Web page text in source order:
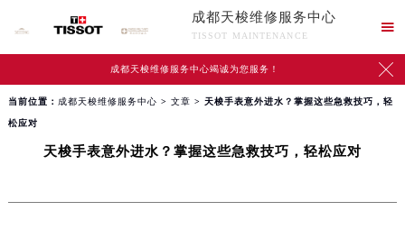
成都天梭维修服务中心
TISSOT MAINTENANCE

成都天梭维修服务中心竭诚为您服务！ 
当前位置： 成都天梭维修服务中心 > 文章 > 天梭手表意外进水？掌握这些急救技巧，轻
松应对
天梭手表意外进水？掌握这些急救技巧，轻松应对